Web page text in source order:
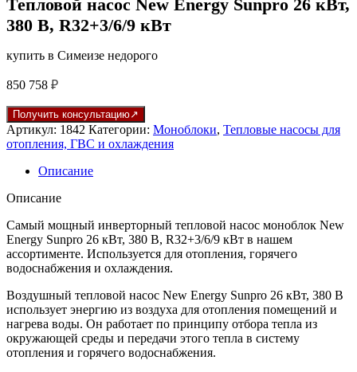
Тепловой насос New Energy Sunpro 26 кВт,
380 В, R32+3/6/9 кВт
купить в Симеизе недорого
850 758 ₽
Получить консультацию
Артикул: 1842 Категории: Моноблоки, Тепловые насосы для
отопления, ГВС и охлаждения
Описание
Описание
Самый мощный инверторный тепловой насос моноблок New
Energy Sunpro 26 кВт, 380 В, R32+3/6/9 кВт в нашем
ассортименте. Используется для отопления, горячего
водоснабжения и охлаждения.
Воздушный тепловой насос New Energy Sunpro 26 кВт, 380 В
использует энергию из воздуха для отопления помещений и
нагрева воды. Он работает по принципу отбора тепла из
окружающей среды и передачи этого тепла в систему
отопления и горячего водоснабжения.